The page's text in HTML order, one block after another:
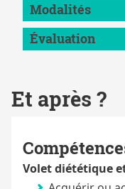
Modalités
Évaluation
Et après ?
Volet diététique